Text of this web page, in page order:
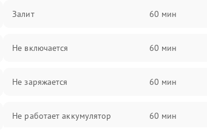
Залит 60 мин
Не включается 60 мин
Не заряжается 60 мин
Не работает аккумулятор 60 мин